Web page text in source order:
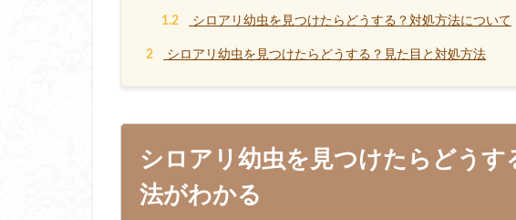
1.2 シロアリ幼虫を見つけたらどうする？対処方法について
2 シロアリ幼虫を見つけたらどうする？見た目と対処方法
シロアリ幼虫を見つけたらどうす
法がわかる